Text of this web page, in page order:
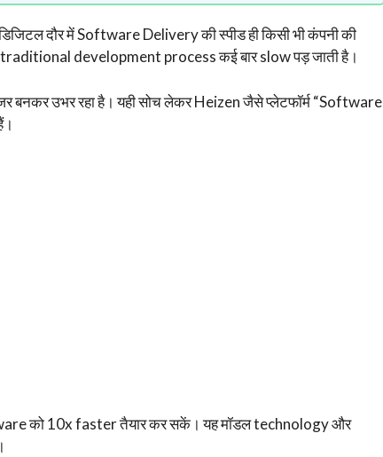
दौर में Software Delivery की स्पीड ही किसी भी कंपनी की
traditional development process कई बार slow पड़ जाती है।
उभर रहा है। यही सोच लेकर Heizen जैसे प्लेटफॉर्म “Software
को 10x faster तैयार कर सकें। यह मॉडल technology और